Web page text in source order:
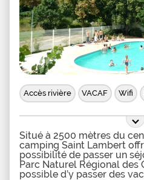
Accès rivière VACAF Wifi
Situé à 2500 mètres du
camping Saint Lambert
possibilité de passer un
Parc Naturel Régional des
possible d’y passer des